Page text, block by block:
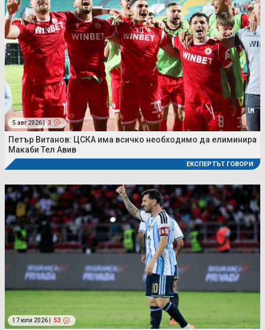
5 авг 2026 | 3
Петър Витанов: ЦСКА има всичко необходимо да елиминира
Макаби Тел Авив
ЕКСПЕРТЪТ ГОВОРИ
17 юли 2026 | 53